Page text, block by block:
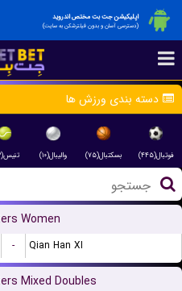
اپلیکیشن جت بت مختص اندروید
(دسترسی آسان و بدون فیلترشکن به سایت)
دسته بندی ورزش ها
فوتبال(۴۴۵) بسکتبال(۷۵) والیبال(۱۰) تنیس(۷۳)
Women
- Qian Han XI
Mixed Doubles